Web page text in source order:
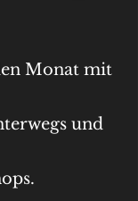
Monat mit
und